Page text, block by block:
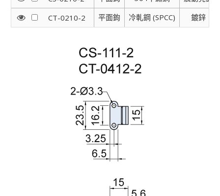
CT-0210-2
平面鉤 冷軋鋼 (SPCC) 鍍鋅